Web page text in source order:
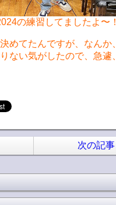
の練習してましたよ〜！
めてたんですが、なんか
ない気がしたので、急遽
次の記事